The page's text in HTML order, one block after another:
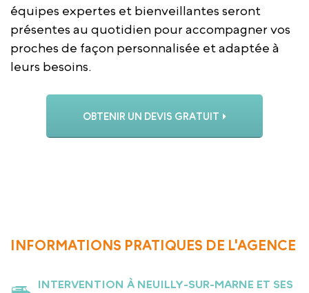
équipes expertes et bienveillantes seront
présentes au quotidien pour accompagner vos
proches de façon personnalisée et adaptée à
leurs besoins.
OBTENIR UN DEVIS GRATUIT
INFORMATIONS PRATIQUES DE L'AGENCE
INTERVENTION À NEUILLY-SUR-MARNE ET SES